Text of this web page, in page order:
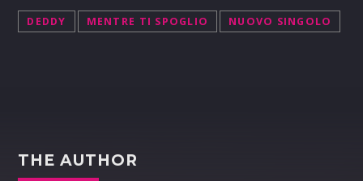
DEDDY MENTRE TI SPOGLIO NUOVO SINGOLO
THE AUTHOR